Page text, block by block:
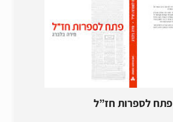
פתח לספרות חז”ל